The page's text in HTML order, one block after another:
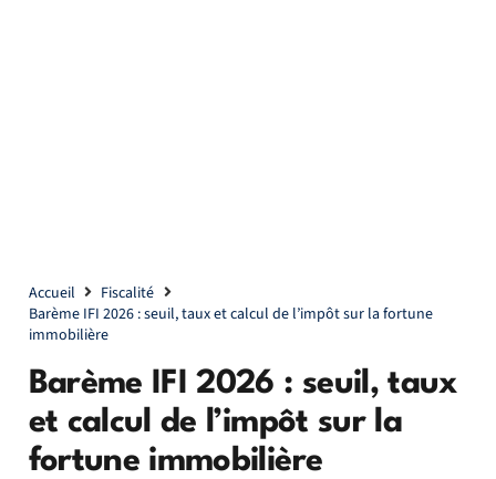
Accueil
Fiscalité
Barème IFI 2026 : seuil, taux et calcul de l’impôt sur la fortune
immobilière
Barème IFI 2026 : seuil, taux
et calcul de l’impôt sur la
fortune immobilière